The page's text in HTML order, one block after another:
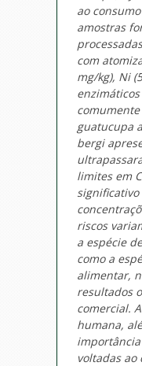
ao
amostras
com
mg/kg), Ni
guatucupa
bergi
limites em
significativo
riscos
a espécie
como a
alimentar,
resultados
comercial.
humana,
voltadas ao